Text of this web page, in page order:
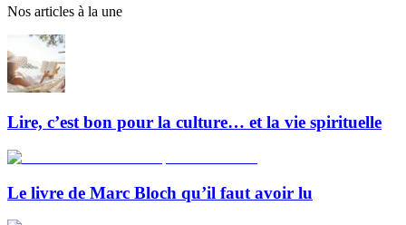
Nos articles à la une
Lire, c’est bon pour la culture… et la vie spirituelle
Le livre de Marc Bloch qu’il faut avoir lu